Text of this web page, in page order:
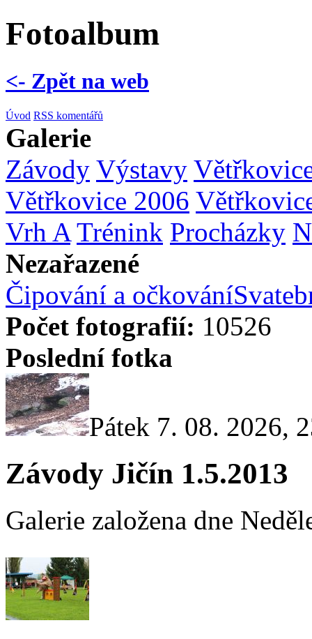
Fotoalbum
<- Zpět na web
Úvod RSS komentářů
Galerie
Závody Výstavy
Větřkovice 2006
Vrh A Trénink Procházky
Nezařazené
Čipování a očkování
Počet fotografií: 10526
Poslední fotka
Pátek 7. 08. 2026,
Závody Jičín 1.5.2013
Galerie založena dne